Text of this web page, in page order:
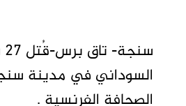
السوداني في مدينة
الصحافة الفرنسية .